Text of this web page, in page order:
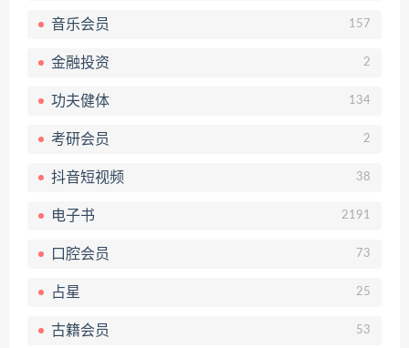
音乐会员 157
金融投资 2
功夫健体 134
考研会员 2
抖音短视频 38
电子书 2191
口腔会员 73
占星 25
古籍会员 53